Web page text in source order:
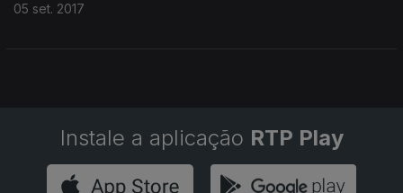
05 set. 2017
Instale a aplicação RTP Play